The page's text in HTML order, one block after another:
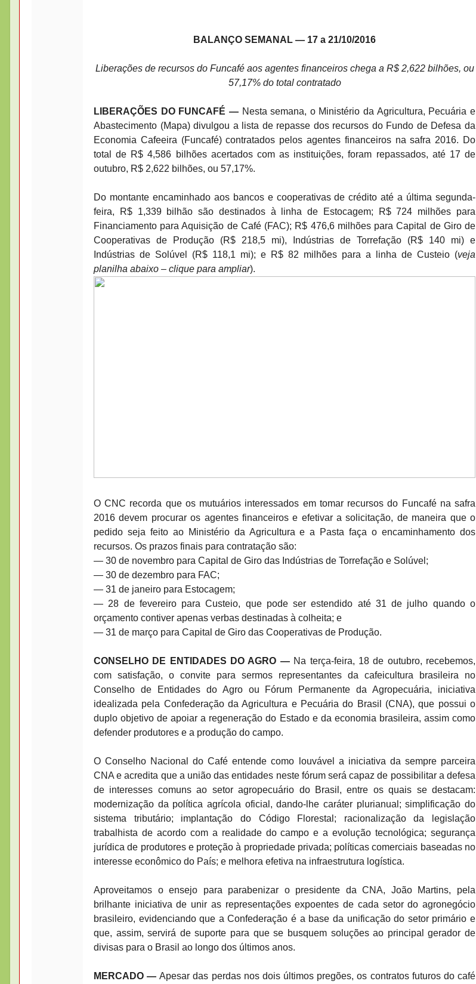
BALANÇO SEMANAL — 17 a 21/10/2016
Liberações de recursos do Funcafé aos agentes financeiros chega a R$ 2,622 bilhões, ou
57,17% do total contratado
LIBERAÇÕES DO FUNCAFÉ —Nesta semana, o Ministério da Agricultura, Pecuária e
Abastecimento (Mapa) divulgou a lista de repasse dos recursos do Fundo de Defesa da
Economia Cafeeira (Funcafé) contratados pelos agentes financeiros na safra 2016. Do
total de R$ 4,586 bilhões acertados com as instituições, foram repassados, até 17 de
outubro, R$ 2,622 bilhões, ou 57,17%.
Do montante encaminhado aos bancos e cooperativas de crédito até a última segunda-
feira, R$ 1,339 bilhão são destinados à linha de Estocagem; R$ 724 milhões para
Financiamento para Aquisição de Café (FAC); R$ 476,6 milhões para Capital de Giro de
Cooperativas de Produção (R$ 218,5 mi), Indústrias de Torrefação (R$ 140 mi) e
Indústrias de Solúvel (R$ 118,1 mi); e R$ 82 milhões para a linha de Custeio (veja
planilha abaixo – clique para ampliar).
O CNC recorda que os mutuários interessados em tomar recursos do Funcafé na safra
2016 devem procurar os agentes financeiros e efetivar a solicitação, de maneira que o
pedido seja feito ao Ministério da Agricultura e a Pasta faça o encaminhamento dos
recursos. Os prazos finais para contratação são:
— 30 de novembro para Capital de Giro das Indústrias de Torrefação e Solúvel;
— 30 de dezembro para FAC;
— 31 de janeiro para Estocagem;
— 28 de fevereiro para Custeio, que pode ser estendido até 31 de julho quando o
orçamento contiver apenas verbas destinadas à colheita; e
— 31 de março para Capital de Giro das Cooperativas de Produção.
CONSELHO DE ENTIDADES DO AGRO —Na terça-feira, 18 de outubro, recebemos,
com satisfação, o convite para sermos representantes da cafeicultura brasileira no
Conselho de Entidades do Agro ou Fórum Permanente da Agropecuária, iniciativa
idealizada pela Confederação da Agricultura e Pecuária do Brasil (CNA), que possui o
duplo objetivo de apoiar a regeneração do Estado e da economia brasileira, assim como
defender produtores e a produção do campo.
O Conselho Nacional do Café entende como louvável a iniciativa da sempre parceira
CNA e acredita que a união das entidades neste fórum será capaz de possibilitar a defesa
de interesses comuns ao setor agropecuário do Brasil, entre os quais se destacam:
modernização da política agrícola oficial, dando-lhe caráter plurianual; simplificação do
sistema tributário; implantação do Código Florestal; racionalização da legislação
trabalhista de acordo com a realidade do campo e a evolução tecnológica; segurança
jurídica de produtores e proteção à propriedade privada; políticas comerciais baseadas no
interesse econômico do País; e melhora efetiva na infraestrutura logística.
Aproveitamos o ensejo para parabenizar o presidente da CNA, João Martins, pela
brilhante iniciativa de unir as representações expoentes de cada setor do agronegócio
brasileiro, evidenciando que a Confederação é a base da unificação do setor primário e
que, assim, servirá de suporte para que se busquem soluções ao principal gerador de
divisas para o Brasil ao longo dos últimos anos.
MERCADO —Apesar das perdas nos dois últimos pregões, os contratos futuros do café